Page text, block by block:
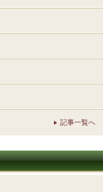
記事一覧へ